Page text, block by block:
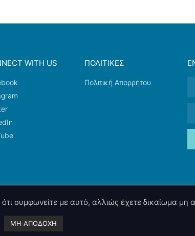
WITH US ΠΟΛΙΤΙΚΕΣ
Πολιτική Απορρήτου
ltd . Powered by
συμφωνείτε με αυτό, αλλιώς έχετε δικαίωμα μη
ΜΗ ΑΠΟΔΟΧΗ